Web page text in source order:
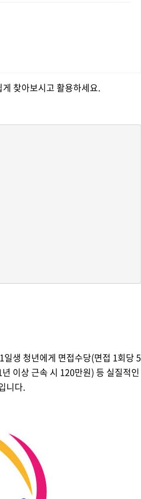
찾아보시고 활용하세요.
생 청년에게 면접수당(면접 1회당 5
이상 근속 시 120만원) 등 실질적인
니다.